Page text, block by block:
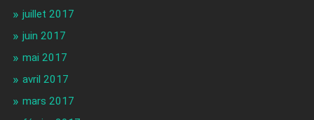
juillet 2017
juin 2017
mai 2017
avril 2017
mars 2017